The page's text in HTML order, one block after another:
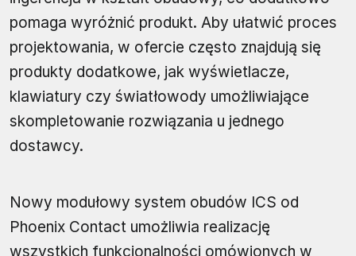
pomaga wyróżnić produkt. Aby ułatwić proces
projektowania, w ofercie często znajdują się
produkty dodatkowe, jak wyświetlacze,
klawiatury czy światłowody umożliwiające
skompletowanie rozwiązania u jednego
dostawcy.
Nowy modułowy system obudów ICS od
Phoenix Contact umożliwia realizację
wszystkich funkcjonalności omówionych w